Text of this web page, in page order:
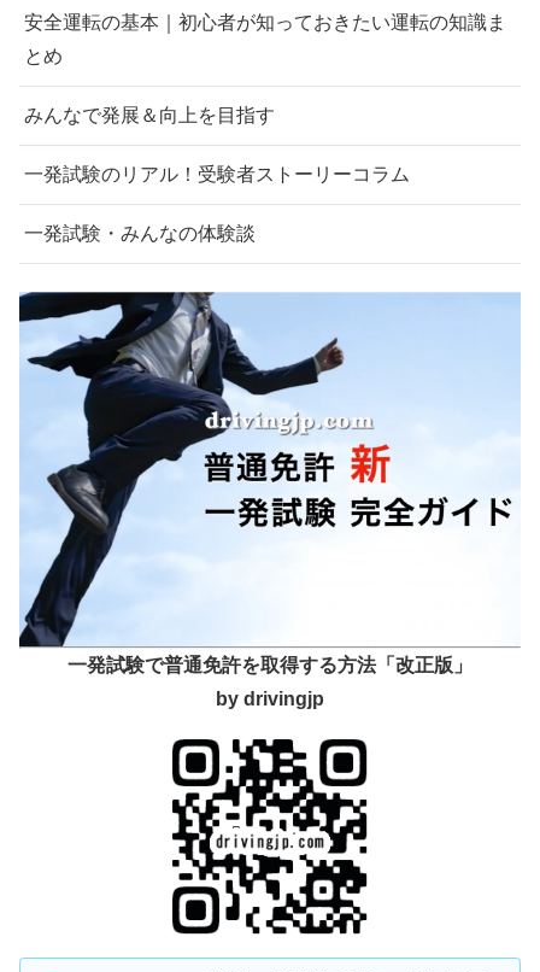
安全運転の基本｜初心者が知っておきたい運転の知識ま
とめ
みんなで発展＆向上を目指す
一発試験のリアル！受験者ストーリーコラム
一発試験・みんなの体験談
一発試験で普通免許を取得する方法「改正版」
by drivingjp